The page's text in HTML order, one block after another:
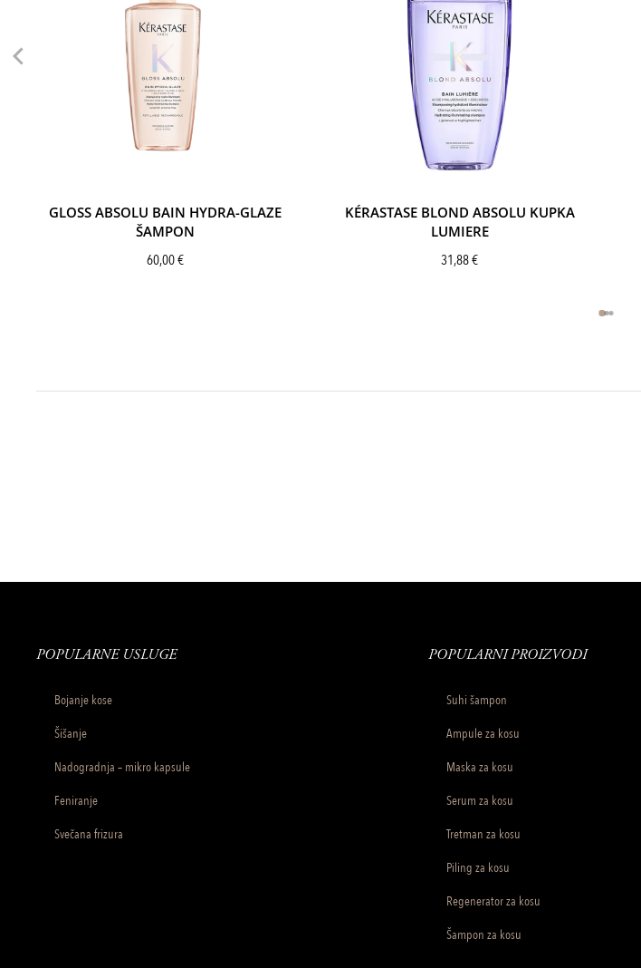
GLOSS ABSOLU BAIN HYDRA-GLAZE
ŠAMPON
60,00€
KÉRASTASE BLOND ABSOLU KUPKA
LUMIERE
31,88€
POPULARNE USLUGE
Bojanje kose
Šišanje
Nadogradnja – mikro kapsule
Feniranje
Svečana frizura
POPULARNI PROIZVODI
Suhi šampon
Ampule za kosu
Maska za kosu
Serum za kosu
Tretman za kosu
Piling za kosu
Regenerator za kosu
Šampon za kosu